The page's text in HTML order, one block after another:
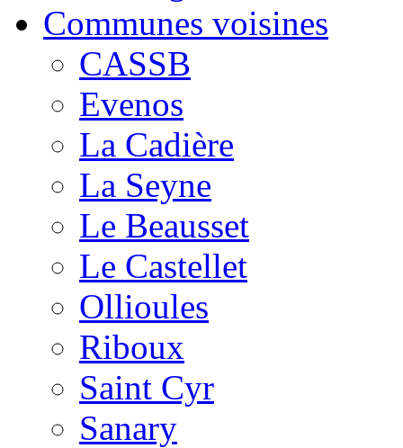
Communes voisines
CASSB
Evenos
La Cadière
La Seyne
Le Beausset
Le Castellet
Ollioules
Riboux
Saint Cyr
Sanary